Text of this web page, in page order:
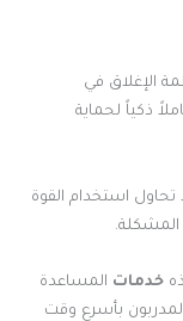
الإغلاق في
ذكياً لحماية
استخدام القوة
خدمات المساعدة
بأسرع وقت